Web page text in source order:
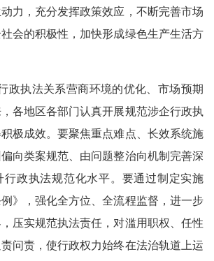
力，充分发挥政策效应，不断完善市场
会的积极性，加快形成绿色生产生活方
政执法关系营商环境的优化、市场预期
各地区各部门认真开展规范涉企行政执
极成效。要聚焦重点难点、长效系统施
向类案规范、由问题整治向机制完善深
行政执法规范化水平。要通过制定实施
例》，强化全方位、全流程监督，进一步
压实规范执法责任，对滥用职权、任性
问责，使行政权力始终在法治轨道上运